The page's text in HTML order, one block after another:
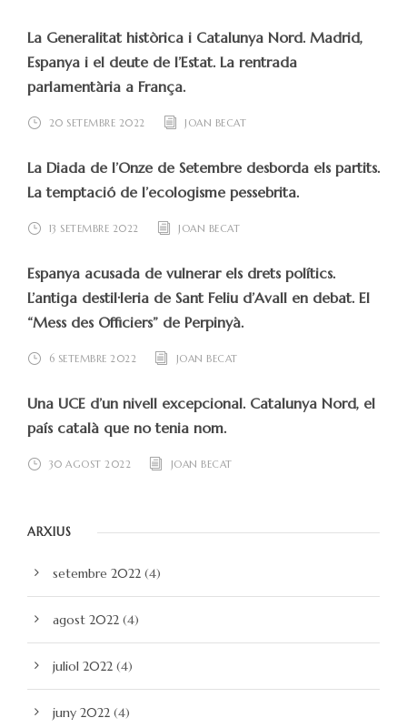
La Generalitat històrica i Catalunya Nord. Madrid,
Espanya i el deute de l’Estat. La rentrada
parlamentària a França.
20 SETEMBRE 2022 JOAN BECAT
La Diada de l’Onze de Setembre desborda els partits.
La temptació de l’ecologisme pessebrita.
13 SETEMBRE 2022 JOAN BECAT
Espanya acusada de vulnerar els drets polítics.
L’antiga destil·leria de Sant Feliu d’Avall en debat. El
“Mess des Officiers” de Perpinyà.
6 SETEMBRE 2022 JOAN BECAT
Una UCE d’un nivell excepcional. Catalunya Nord, el
país català que no tenia nom.
30 AGOST 2022 JOAN BECAT
ARXIUS
setembre 2022 (4)
agost 2022 (4)
juliol 2022 (4)
juny 2022 (4)